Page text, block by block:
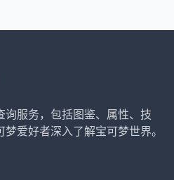
服务，包括图鉴、属性、技
爱好者深入了解宝可梦世界。